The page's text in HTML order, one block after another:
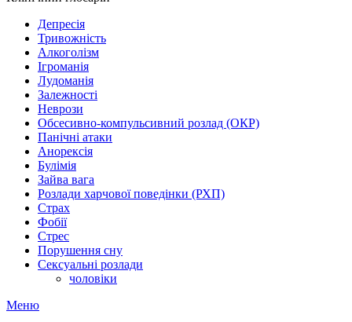
Депресія
Тривожність
Алкоголізм
Ігроманія
Лудоманія
Залежності
Неврози
Обсесивно-компульсивний розлад (ОКР)
Панічні атаки
Анорексія
Булімія
Зайва вага
Розлади харчової поведінки (РХП)
Страх
Фобії
Стрес
Порушення сну
Сексуальні розлади
чоловіки
Меню